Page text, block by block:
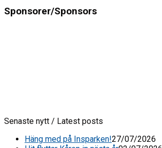
Sponsorer/Sponsors
Senaste nytt / Latest posts
Häng med på Insparken!27/07/2026